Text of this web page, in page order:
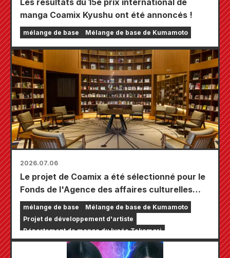
Les résultats du 15e prix international de
manga Coamix Kyushu ont été annoncés !
mélange de base Mélange de base de Kumamoto
2026.07.06
Le projet de Coamix a été sélectionné pour le
Fonds de l'Agence des affaires culturelles
pour le renforcement des fondements des
activités culturelles et artistiques, « Soutien
au développement des créateurs, etc. »
mélange de base
Mélange de base de Kumamoto
Projet de développement d'artiste
Département de manga du lycée Takamori